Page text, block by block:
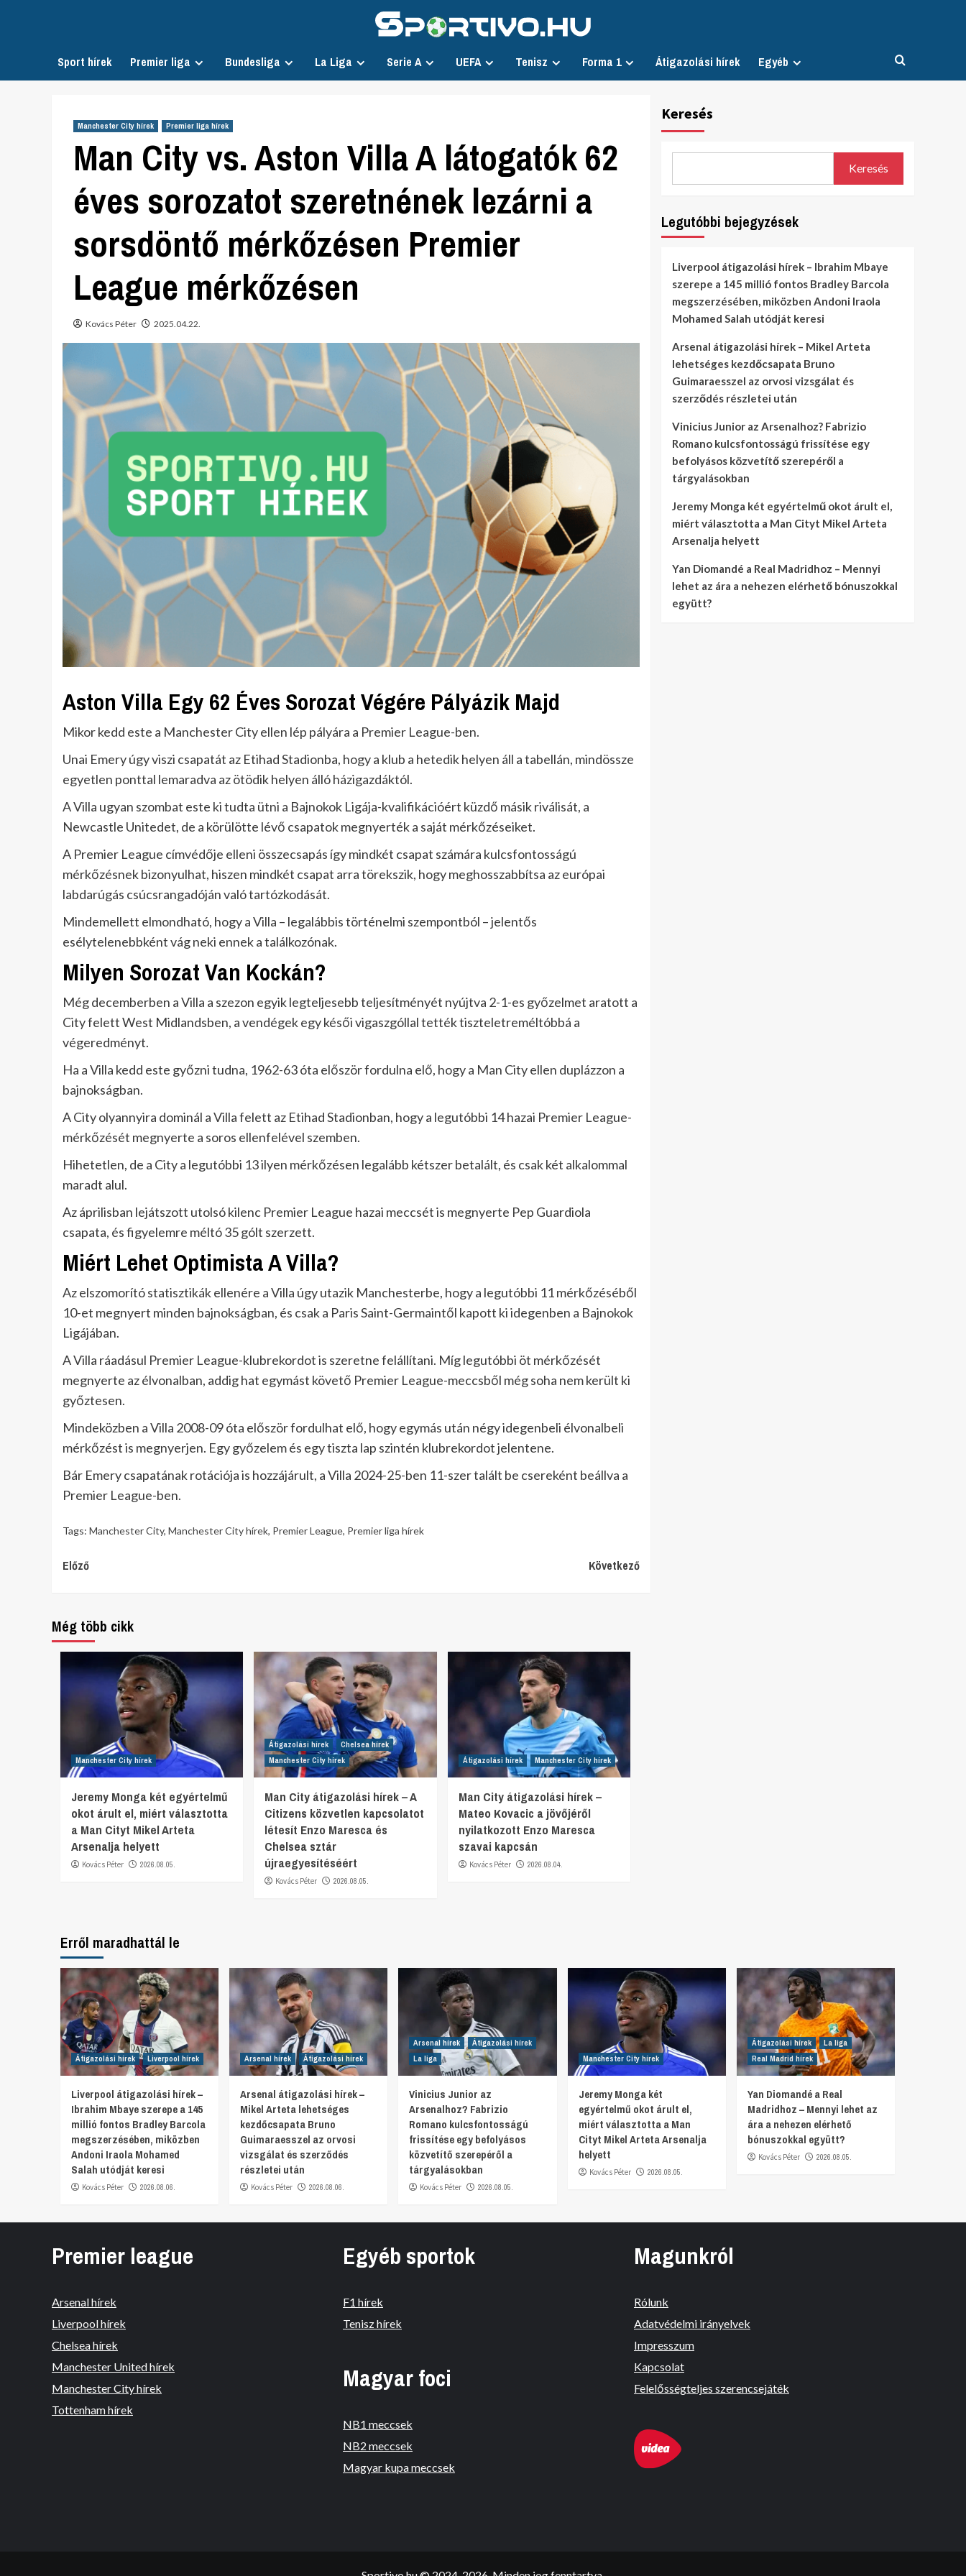
Sport hírek Premier liga Bundesliga La Liga Serie A UEFA Tenisz Forma 1 Átigazolási hírek Egyéb
Manchester City hírek Premier liga hírek
Man City vs. Aston Villa A látogatók 62
éves sorozatot szeretnének lezárni a
sorsdöntő mérkőzésen Premier
League mérkőzésen
Kovács Péter 2025.04.22.
Aston Villa Egy 62 Éves Sorozat Végére Pályázik Majd
Mikor kedd este a Manchester City ellen lép pályára a Premier League-ben.
Unai Emery úgy viszi csapatát az Etihad Stadionba, hogy a klub a hetedik helyen áll a tabellán, mindössze
egyetlen ponttal lemaradva az ötödik helyen álló házigazdáktól.
A Villa ugyan szombat este ki tudta ütni a Bajnokok Ligája-kvalifikációért küzdő másik riválisát, a
Newcastle Unitedet, de a körülötte lévő csapatok megnyerték a saját mérkőzéseiket.
A Premier League címvédője elleni összecsapás így mindkét csapat számára kulcsfontosságú
mérkőzésnek bizonyulhat, hiszen mindkét csapat arra törekszik, hogy meghosszabbítsa az európai
labdarúgás csúcsrangadóján való tartózkodását.
Mindemellett elmondható, hogy a Villa – legalábbis történelmi szempontból – jelentős
esélytelenebbként vág neki ennek a találkozónak.
Milyen Sorozat Van Kockán?
Még decemberben a Villa a szezon egyik legteljesebb teljesítményét nyújtva 2-1-es győzelmet aratott a
City felett West Midlandsben, a vendégek egy késői vigaszgóllal tették tiszteletreméltóbbá a
végeredményt.
Ha a Villa kedd este győzni tudna, 1962-63 óta először fordulna elő, hogy a Man City ellen duplázzon a
bajnokságban.
A City olyannyira dominál a Villa felett az Etihad Stadionban, hogy a legutóbbi 14 hazai Premier League-
mérkőzését megnyerte a soros ellenfelével szemben.
Hihetetlen, de a City a legutóbbi 13 ilyen mérkőzésen legalább kétszer betalált, és csak két alkalommal
maradt alul.
Az áprilisban lejátszott utolsó kilenc Premier League hazai meccsét is megnyerte Pep Guardiola
csapata, és figyelemre méltó 35 gólt szerzett.
Miért Lehet Optimista A Villa?
Az elszomorító statisztikák ellenére a Villa úgy utazik Manchesterbe, hogy a legutóbbi 11 mérkőzéséből
10-et megnyert minden bajnokságban, és csak a Paris Saint-Germaintől kapott ki idegenben a Bajnokok
Ligájában.
A Villa ráadásul Premier League-klubrekordot is szeretne felállítani. Míg legutóbbi öt mérkőzését
megnyerte az élvonalban, addig hat egymást követő Premier League-meccsből még soha nem került ki
győztesen.
Mindeközben a Villa 2008-09 óta először fordulhat elő, hogy egymás után négy idegenbeli élvonalbeli
mérkőzést is megnyerjen. Egy győzelem és egy tiszta lap szintén klubrekordot jelentene.
Bár Emery csapatának rotációja is hozzájárult, a Villa 2024-25-ben 11-szer talált be csereként beállva a
Premier League-ben.
Tags: Manchester City, Manchester City hírek, Premier League, Premier liga hírek
Continue
Előző Következő
Még több cikk
Manchester City hírek
Jeremy Monga két egyértelmű
okot árult el, miért választotta
a Man Cityt Mikel Arteta
Arsenalja helyett
Kovács Péter 2026.08.05.
Átigazolási hírek
Chelsea hírek
Manchester City hírek
Man City átigazolási hírek – A
Citizens közvetlen kapcsolatot
létesít Enzo Maresca és
Chelsea sztár
újraegyesítéséért
Kovács Péter 2026.08.05.
Átigazolási hírek Manchester City hírek
Man City átigazolási hírek –
Mateo Kovacic a jövőjéről
nyilatkozott Enzo Maresca
szavai kapcsán
Kovács Péter 2026.08.04.
Keresés
Keresés
Legutóbbi bejegyzések
Liverpool átigazolási hírek – Ibrahim Mbaye
szerepe a 145 millió fontos Bradley Barcola
megszerzésében, miközben Andoni Iraola
Mohamed Salah utódját keresi
Arsenal átigazolási hírek – Mikel Arteta
lehetséges kezdőcsapata Bruno
Guimaraesszel az orvosi vizsgálat és
szerződés részletei után
Vinicius Junior az Arsenalhoz? Fabrizio
Romano kulcsfontosságú frissítése egy
befolyásos közvetítő szerepéről a
tárgyalásokban
Jeremy Monga két egyértelmű okot árult el,
miért választotta a Man Cityt Mikel Arteta
Arsenalja helyett
Yan Diomandé a Real Madridhoz – Mennyi
lehet az ára a nehezen elérhető bónuszokkal
együtt?
Erről maradhattál le
Átigazolási hírek Liverpool hírek
Liverpool átigazolási hírek –
Ibrahim Mbaye szerepe a 145
millió fontos Bradley Barcola
megszerzésében, miközben
Andoni Iraola Mohamed
Salah utódját keresi
Kovács Péter 2026.08.06.
Arsenal hírek Átigazolási hírek
Arsenal átigazolási hírek –
Mikel Arteta lehetséges
kezdőcsapata Bruno
Guimaraesszel az orvosi
vizsgálat és szerződés
részletei után
Kovács Péter 2026.08.06.
Arsenal hírek
Átigazolási hírek
La liga
Vinicius Junior az
Arsenalhoz? Fabrizio
Romano kulcsfontosságú
frissítése egy befolyásos
közvetítő szerepéről a
tárgyalásokban
Kovács Péter 2026.08.05.
Manchester City hírek
Jeremy Monga két
egyértelmű okot árult el,
miért választotta a Man
Cityt Mikel Arteta Arsenalja
helyett
Kovács Péter 2026.08.05.
Átigazolási hírek
La liga
Real Madrid hírek
Yan Diomandé a Real
Madridhoz – Mennyi lehet az
ára a nehezen elérhető
bónuszokkal együtt?
Kovács Péter 2026.08.05.
Premier league
Arsenal hírek
Liverpool hírek
Chelsea hírek
Manchester United hírek
Manchester City hírek
Tottenham hírek
Egyéb sportok
F1 hírek
Tenisz hírek
Magyar foci
NB1 meccsek
NB2 meccsek
Magyar kupa meccsek
Magunkról
Rólunk
Adatvédelmi irányelvek
Impresszum
Kapcsolat
Felelősségteljes szerencsejáték